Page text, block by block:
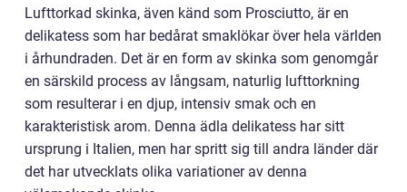
Lufttorkad skinka, även känd som Prosciutto, är en
delikatess som har bedårat smaklökar över hela världen
i århundraden. Det är en form av skinka som genomgår
en särskild process av långsam, naturlig lufttorkning
som resulterar i en djup, intensiv smak och en
karakteristisk arom. Denna ädla delikatess har sitt
ursprung i Italien, men har spritt sig till andra länder där
det har utvecklats olika variationer av denna